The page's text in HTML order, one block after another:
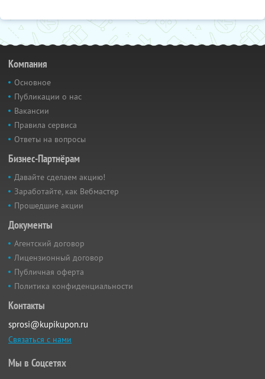
Компания
Основное
Публикации о нас
Вакансии
Правила сервиса
Ответы на вопросы
Бизнес-Партнёрам
Давайте сделаем акцию!
Заработайте, как Вебмастер
Прошедшие акции
Документы
Агентский договор
Лицензионный договор
Публичная оферта
Политика конфиденциальности
Контакты
sprosi@kupikupon.ru
Связаться с нами
Мы в Соцсетях